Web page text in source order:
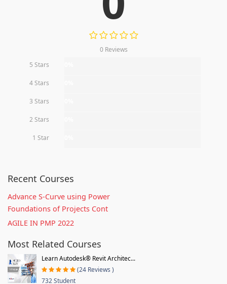
0 Reviews
5 Stars
4 Stars
3 Stars
2 Stars
1 Star
Recent Courses
Advance S-Curve using Power
Foundations of Projects Cont
AGILE IN PMP 2022
Most Related Courses
Learn Autodesk® Revit Architec...
(24 Reviews )
732 Student